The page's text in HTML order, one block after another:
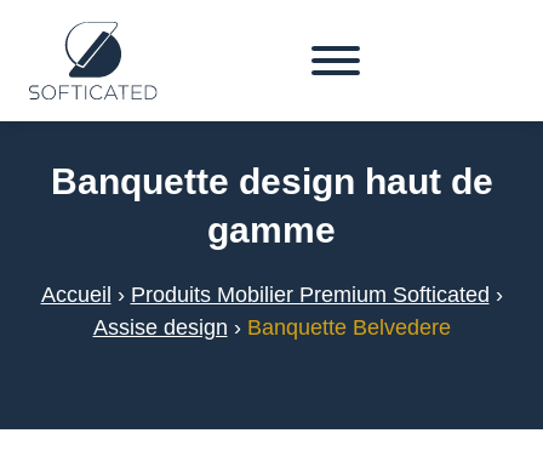
Banquette design haut de
gamme
Accueil › Produits Mobilier Premium Softicated ›
Assise design › Banquette Belvedere